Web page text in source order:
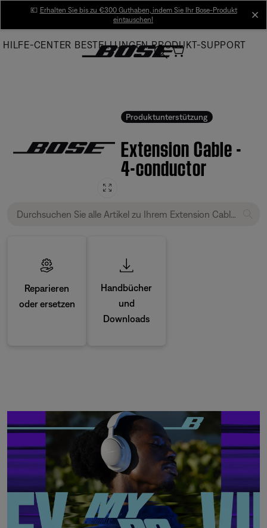
Main
💶 Erhalten Sie bis zu €300 Guthaben, indem Sie Ihr Bose-Produkt
eintauschen!
HILFE-CENTER BESTELLUNGEN PRODUKT-SUPPORT
Produktunterstützung
Extension Cable -
4-conductor
Reparieren
oder ersetzen
Handbücher
und
Downloads